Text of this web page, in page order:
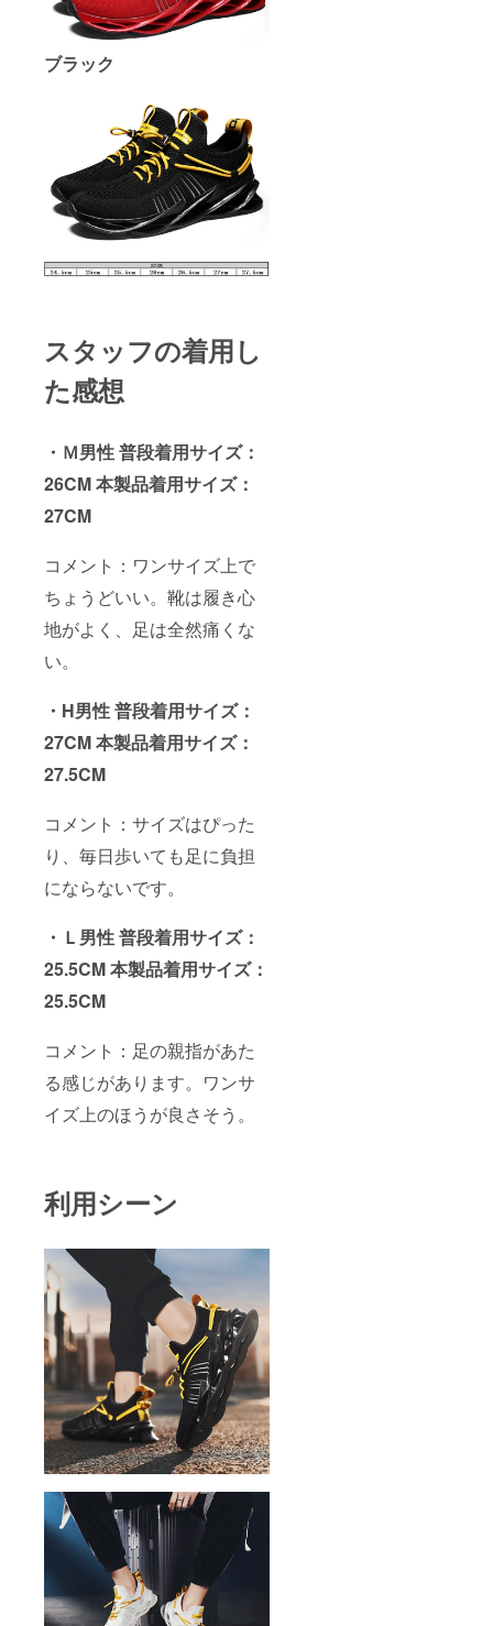
ブラック
スタッフの着用し
た感想
・Ｍ男性 普段着用サイズ：
26CM 本製品着用サイズ：
27CM
コメント：ワンサイズ上で
ちょうどいい。靴は履き心
地がよく、足は全然痛くな
い。
・H男性 普段着用サイズ：
27CM 本製品着用サイズ：
27.5CM
コメント：サイズはぴった
り、毎日歩いても足に負担
にならないです。
・Ｌ男性 普段着用サイズ：
25.5CM 本製品着用サイズ：
25.5CM
コメント：足の親指があた
る感じがあります。ワンサ
イズ上のほうが良さそう。
利用シーン